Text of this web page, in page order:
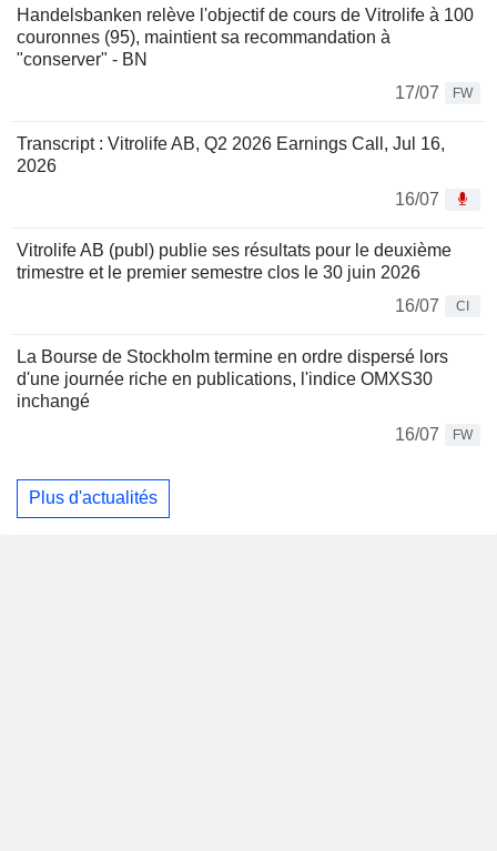
Handelsbanken relève l'objectif de cours de Vitrolife à 100
couronnes (95), maintient sa recommandation à
"conserver" - BN
17/07
FW
Transcript : Vitrolife AB, Q2 2026 Earnings Call, Jul 16,
2026
16/07
Vitrolife AB (publ) publie ses résultats pour le deuxième
trimestre et le premier semestre clos le 30 juin 2026
16/07
CI
La Bourse de Stockholm termine en ordre dispersé lors
d'une journée riche en publications, l'indice OMXS30
inchangé
16/07
FW
Plus d'actualités